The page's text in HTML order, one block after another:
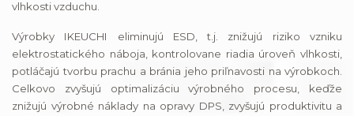
vlhkosti vzduchu.
Výrobky IKEUCHI eliminujú ESD, t.j. znižujú riziko vzniku
elektrostatického náboja, kontrolovane riadia úroveň vlhkosti,
potláčajú tvorbu prachu a bránia jeho priľnavosti na výrobkoch.
Celkovo zvyšujú optimalizáciu výrobného procesu, keďže
znižujú výrobné náklady na opravy DPS, zvyšujú produktivitu a